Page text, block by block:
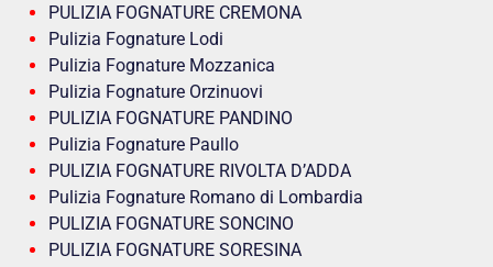
PULIZIA FOGNATURE CREMONA
Pulizia Fognature Lodi
Pulizia Fognature Mozzanica
Pulizia Fognature Orzinuovi
PULIZIA FOGNATURE PANDINO
Pulizia Fognature Paullo
PULIZIA FOGNATURE RIVOLTA D’ADDA
Pulizia Fognature Romano di Lombardia
PULIZIA FOGNATURE SONCINO
PULIZIA FOGNATURE SORESINA